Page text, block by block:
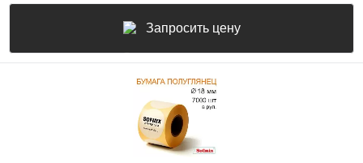
Запросить цену